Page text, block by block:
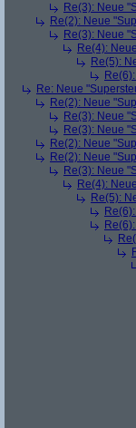
Re(3): Neue
Re(2): Neue
Re(3): Neue
Re(4):
Re(5):
Re: Neue
Re(2): Neue
Re(3): Neue
Re(3): Neue
Re(2): Neue
Re(2): Neue
Re(3): Neue
Re(4):
Re(5):